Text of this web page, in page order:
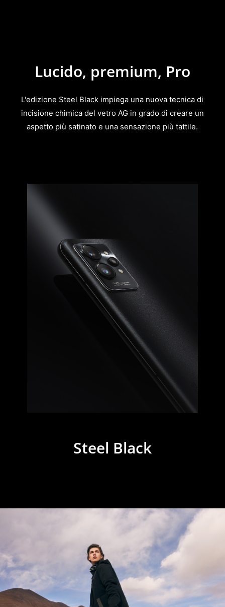
Lucido, premium, Pro
L'edizione Steel Black impiega una nuova tecnica di
incisione chimica del vetro AG in grado di creare un
aspetto più satinato e una sensazione più tattile.
Steel Black